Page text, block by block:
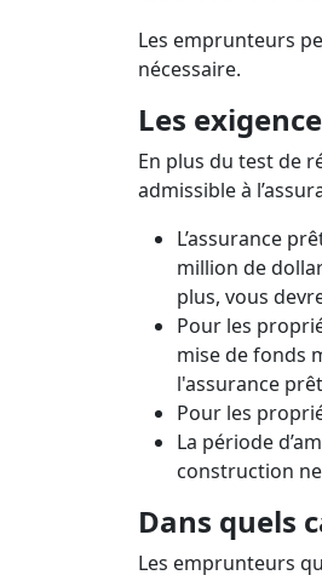
Les emprunteurs
nécessaire.
Les
En plus du test de
admissible à
L’assurance
million de
plus, vous
Pour les
mise de fonds
l'assurance
Pour les
La période
construction
Dans quels
Les emprunteurs